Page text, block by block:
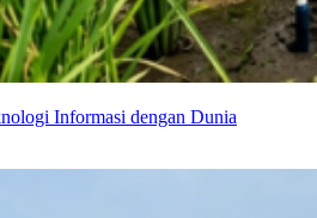
Informasi dengan Dunia